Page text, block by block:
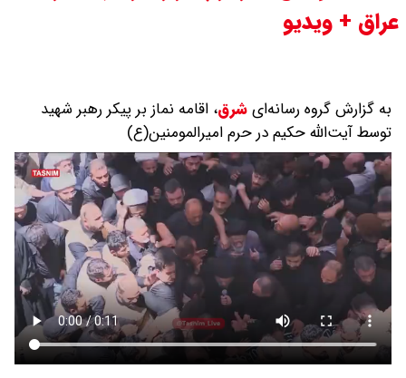
جزئیات عرضه اولیه احیا در فرابورس
اعلام شد
عراق + ویدیو
به گزارش گروه رسانه‌ایشرق، اقامه نماز بر پیکر رهبر شهید
توسط آیت‌الله حکیم در حرم امیرالمومنین(ع)